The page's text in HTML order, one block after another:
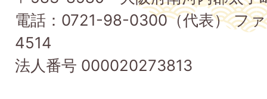
町
Taishi
Town
電話：0721-98-0300（代表） フ
4514
法人番号 000020273813